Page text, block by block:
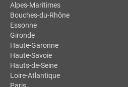
Alpes-Maritimes
Bouches-du-Rhône
Essonne
Gironde
Haute-Garonne
Haute-Savoie
Hauts-de-Seine
Loire-Atlantique